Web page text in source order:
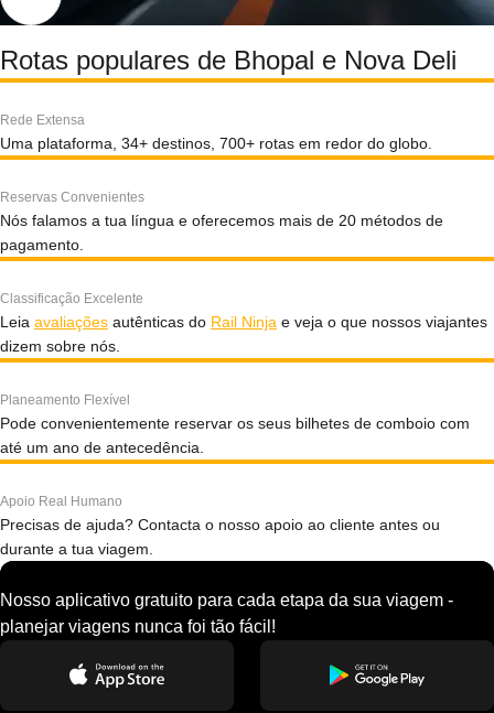
Rotas populares de Bhopal e Nova Deli
Rede Extensa
Uma plataforma, 34+ destinos, 700+ rotas em redor do globo.
Reservas Convenientes
Nós falamos a tua língua e oferecemos mais de 20 métodos de
pagamento.
Classificação Excelente
Leia avaliações autênticas do Rail Ninja e veja o que nossos viajantes
dizem sobre nós.
Planeamento Flexível
Pode convenientemente reservar os seus bilhetes de comboio com
até um ano de antecedência.
Apoio Real Humano
Precisas de ajuda? Contacta o nosso apoio ao cliente antes ou
durante a tua viagem.
Nosso aplicativo gratuito para cada etapa da sua viagem -
planejar viagens nunca foi tão fácil!